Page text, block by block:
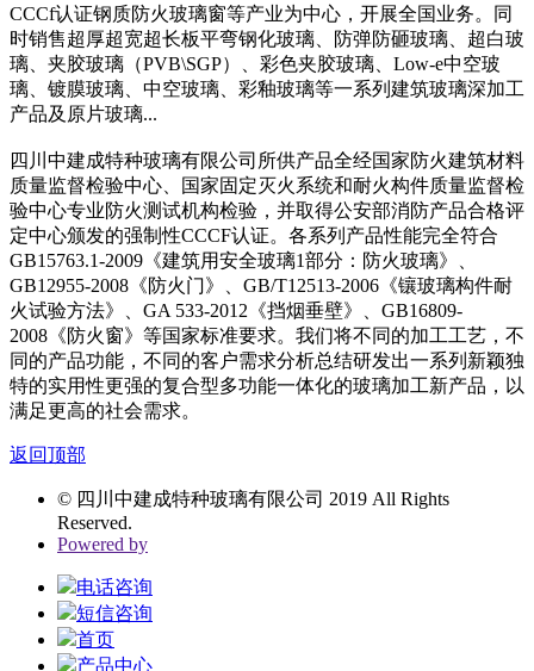
CCCf认证钢质防火玻璃窗等产业为中心，开展全国业务。同
时销售超厚超宽超长板平弯钢化玻璃、防弹防砸玻璃、超白玻
璃、夹胶玻璃（PVB\SGP）、彩色夹胶玻璃、 Low-e中空玻
璃、镀膜玻璃、中空玻璃、彩釉玻璃等一系列建筑玻璃深加工
产品及原片玻璃...
四川中建成特种玻璃有限公司所供产品全经国家防火建筑材料
质量监督检验中心、国家固定灭火系统和耐火构件质量监督检
验中心专业防火测试机构检验，并取得公安部消防产品合格评
定中心颁发的强制性CCCF认证。各系列产品性能完全符合
GB15763.1-2009 《建筑用安全玻璃1部分：防火玻璃》、
GB12955-2008 《防火门》、 GB/T12513-2006 《镶玻璃构件耐
火试验方法》、 GA 533-2012 《挡烟垂壁》、 GB16809-
2008 《防火窗》等国家标准要求。我们将不同的加工工艺，不
同的产品功能，不同的客户需求分析总结研发出一系列新颖独
特的实用性更强的复合型多功能一体化的玻璃加工新产品，以
满足更高的社会需求。
返回顶部
© 四川中建成特种玻璃有限公司 2019 All Rights
Reserved.
Powered by
电话咨询
短信咨询
首页
产品中心